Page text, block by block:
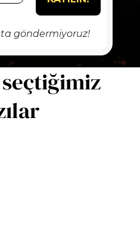
göndermiyoruz!